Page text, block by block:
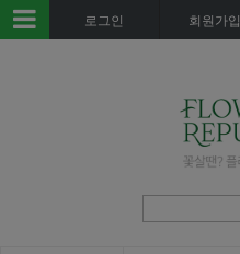
로그인 회원가입